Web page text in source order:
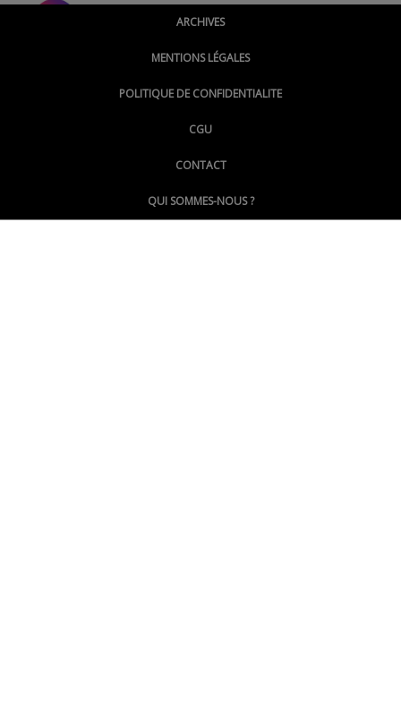
@montpellierpoinginfo
@LePoingMontpellier
ARCHIVES
MENTIONS LÉGALES
POLITIQUE DE CONFIDENTIALITE
CGU
CONTACT
QUI SOMMES-NOUS ?